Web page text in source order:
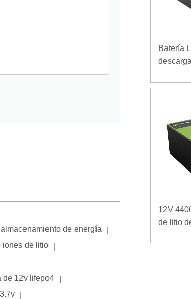
de energía
iones de litio
de 12v lifepo4
Batería
base de
12V
de litio